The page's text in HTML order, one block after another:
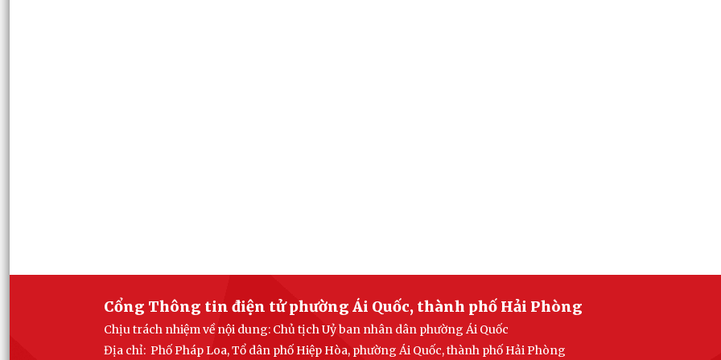
Cổng Thông tin điện tử phường Ái Quốc, thành phố Hải Phòng
Chịu trách nhiệm về nội dung: Chủ tịch Uỷ ban nhân dân phường Ái Quốc
Địa chỉ: Phố Pháp Loa, Tổ dân phố Hiệp Hòa, phường Ái Quốc, thành phố Hải Phòng